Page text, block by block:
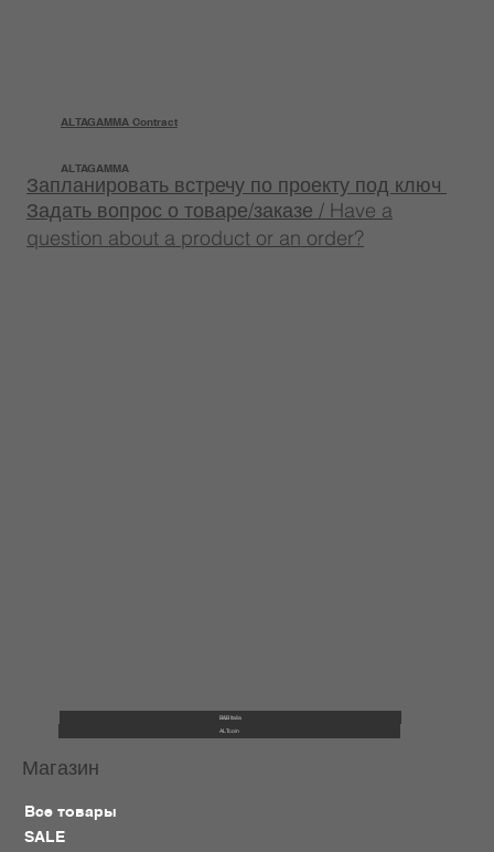
ALTAGAMMA
Задать вопрос о товаре/заказе / Have a
question about a product or an order?
ALTAGAMMA Contract
Запланировать встречу по проекту под ключ
B&B Italia
ALTcoin
Магазин
Все товары
SALE